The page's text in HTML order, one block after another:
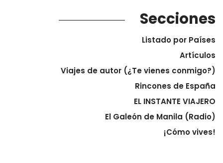
Secciones
Listado por Países
Artículos
Viajes de autor (¿Te vienes conmigo?)
Rincones de España
EL INSTANTE VIAJERO
El Galeón de Manila (Radio)
¡Cómo vives!